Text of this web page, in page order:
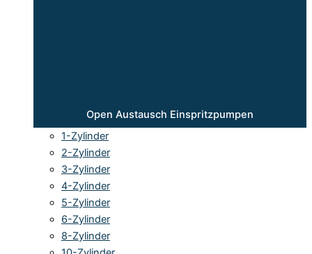
Open Austausch Einspritzpumpen
1-Zylinder
2-Zylinder
3-Zylinder
4-Zylinder
5-Zylinder
6-Zylinder
8-Zylinder